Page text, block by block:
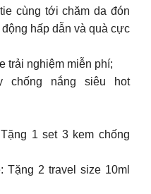
cùng tới chăm da đón
hấp dẫn và quà cực
trải nghiệm miễn phí;
chống nắng siêu hot
1 set 3 kem chống
Tặng 2 travel size 10ml